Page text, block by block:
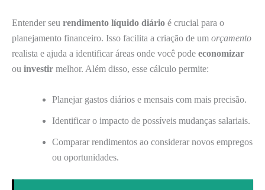
Entender seu rendimento líquido diário é crucial para o
planejamento financeiro. Isso facilita a criação de um orçamento
realista e ajuda a identificar áreas onde você pode economizar
ou investir melhor. Além disso, esse cálculo permite:
Planejar gastos diários e mensais com mais precisão.
Identificar o impacto de possíveis mudanças salariais.
Comparar rendimentos ao considerar novos empregos
ou oportunidades.